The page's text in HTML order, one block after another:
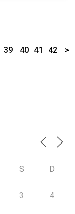
39 40 41 42 >
S D
3 4